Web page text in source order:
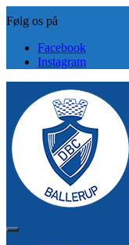
to
content
Facebook
Instagram